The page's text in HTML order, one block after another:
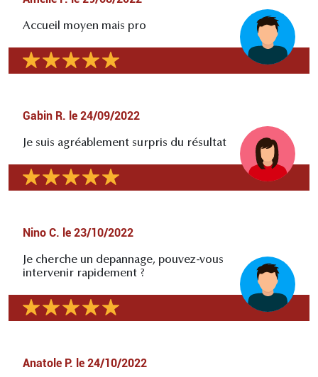
Accueil moyen mais pro
Gabin R. le 24/09/2022
Je suis agréablement surpris du résultat
Nino C. le 23/10/2022
Je cherche un depannage, pouvez-vous
intervenir rapidement ?
Anatole P. le 24/10/2022